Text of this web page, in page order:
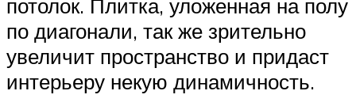
потолок. Плитка, уложенная на полу
по диагонали, так же зрительно
увеличит пространство и придаст
интерьеру некую динамичность.